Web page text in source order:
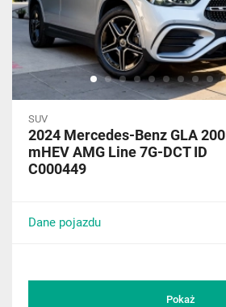
SUV
2024 Mercedes-Benz GLA 200
mHEV AMG Line 7G-DCT ID
C000449
Dane pojazdu
Pokaż